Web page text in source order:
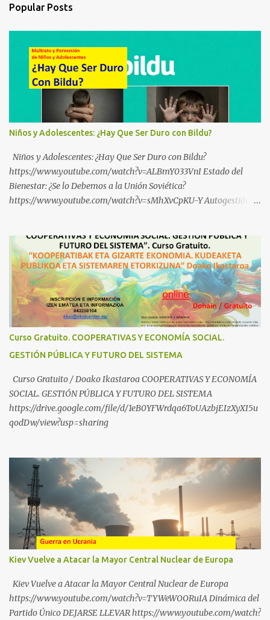
Popular Posts
Niños y Adolescentes: ¿Hay Que Ser Duro con Bildu?
Niños y Adolescentes: ¿Hay Que Ser Duro con Bildu?
https://www.youtube.com/watch?v=ALBmY033VnI Estado del
Bienestar: ¿Se lo Debemos a la Unión Soviética?
https://www.youtube.com/watch?v=sMhXvCpKU-Y Autogestión
Industrial https://www.youtube.com/shorts/dGKjgqEvRHk
¿Conoces los nuevos canales de BABESTU? Si quieres hacer algo, o
compartir ideas, para proteger a los niños y adolescentes vascos
frente a abusos y manipulaciones: BABESTUren kanal berriak
ezagutzen dituzu? Euskal haurrak eta nerabeak abusu eta
manipulazioetatik babesteko zerbait egin nahi baduzu, edo ideiak
partekatu nahi badituzu: Telegram :
https://whatsapp.com/channel/0029VbBW56k0LKZJWzQyoE1T
SÍGUENOS EN YOUTUBE: https://www.youtube.com/@ekaicenter?
sub_confirmation=1
Curso Gratuito. COOPERATIVAS Y ECONOMÍA SOCIAL.
GESTIÓN PÚBLICA Y FUTURO DEL SISTEMA
Curso Gratuito / Doako Ikastaroa COOPERATIVAS Y ECONOMÍA
SOCIAL. GESTIÓN PÚBLICA Y FUTURO DEL SISTEMA
https://drive.google.com/file/d/1eB0YFWrdqa6ToUAzbjEIzXyXI5u
qodDw/view?usp=sharing
Kiev Vuelve a Atacar la Mayor Central Nuclear de Europa
Kiev Vuelve a Atacar la Mayor Central Nuclear de Europa
https://www.youtube.com/watch?v=TYWeWOORuIA Dinámica del
Partido Único DEJARSE LLEVAR https://www.youtube.com/watch?